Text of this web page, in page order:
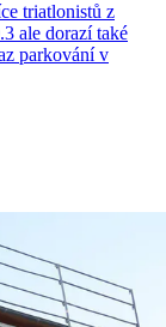
triatlonistů z
ale dorazí také
parkování v